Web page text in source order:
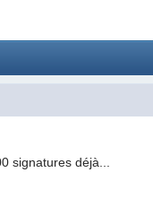
signatures déjà...